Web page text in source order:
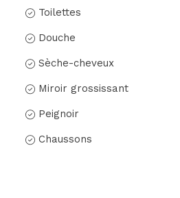
Toilettes
Douche
Sèche-cheveux
Miroir grossissant
Peignoir
Chaussons